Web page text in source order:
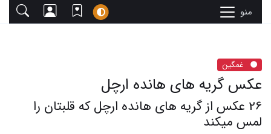
منو
غمگین
عکس گریه های هانده ارچل
26 عکس از گریه های هانده ارچل که قلبتان را
لمس میکند